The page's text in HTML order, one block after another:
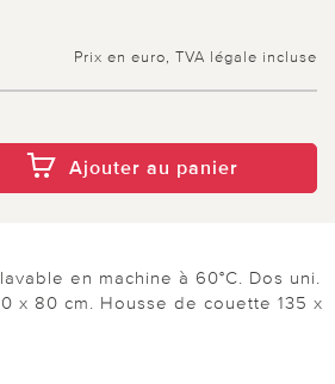
Prix en euro, TVA légale incluse
Ajouter au panier
en machine à 60°C. Dos uni.
x 80 cm. Housse de couette 135 x